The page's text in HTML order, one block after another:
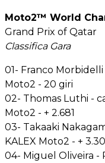
Moto2™ World
Grand Prix of Qatar
Classifica Gara
01- Franco Morbidelli
Moto2 - 20 giri
02- Thomas Luthi -
Moto2 - + 2.681
03- Takaaki
KALEX Moto2 - +
04- Miguel Oliveira -